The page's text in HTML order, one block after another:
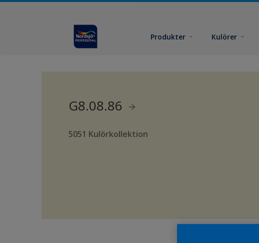
Produkter Kulörer
G8.08.86
5051 Kulörkollektion